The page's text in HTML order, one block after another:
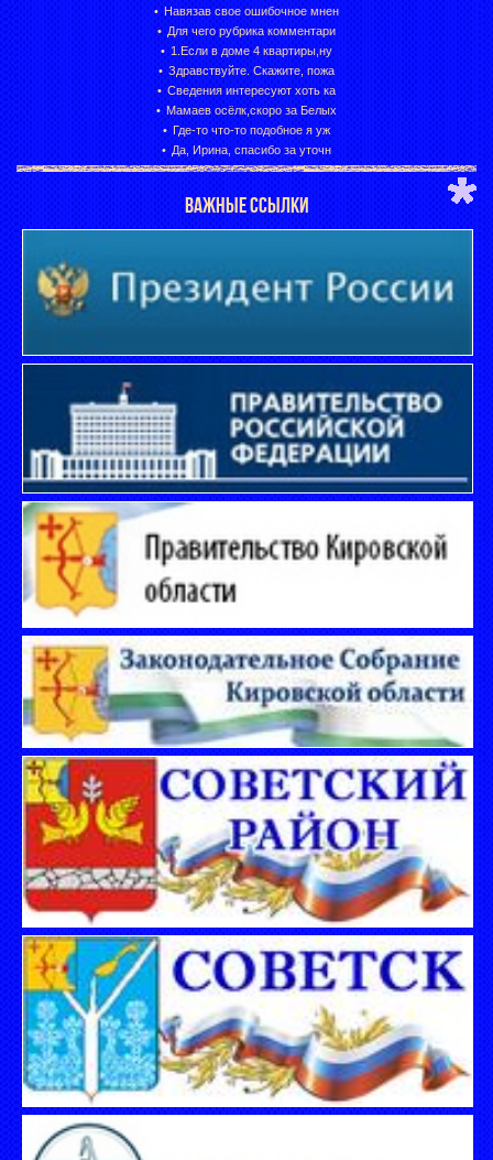
Навязав свое ошибочное мнен
Для чего рубрика комментари
1.Если в доме 4 квартиры,ну
Здравствуйте. Скажите, пожа
Сведения интересуют хоть ка
Мамаев осёлк,скоро за Белых
Где-то что-то подобное я уж
Да, Ирина, спасибо за уточн
ВАЖНЫЕ ССЫЛКИ